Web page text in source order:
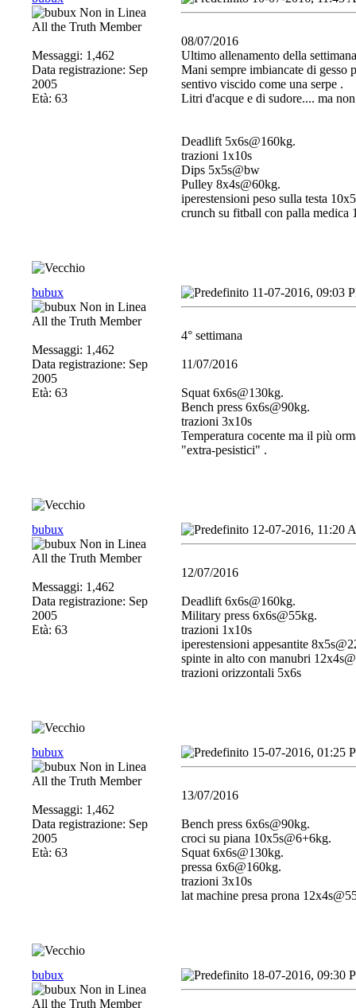
All the Truth Member
Messaggi: 1,462
Data registrazione: Sep
2005
Età: 63
08/07/2016
Ultimo allenamento della
Mani sempre imbiancate di gesso
sentivo viscido come una serpe .
Litri d'acque e di sudore.... ma
Deadlift 5x6s@160kg.
trazioni 1x10s
Dips 5x5s@bw
Pulley 8x4s@60kg.
iperestensioni peso sulla testa
crunch su fitball con palla medica
bubux
All the Truth Member
Messaggi: 1,462
Data registrazione: Sep
2005
Età: 63
11-07-2016, 09:03
4° settimana
11/07/2016
Squat 6x6s@130kg.
Bench press 6x6s@90kg.
trazioni 3x10s
Temperatura cocente ma il più
"extra-pesistici" .
bubux
All the Truth Member
Messaggi: 1,462
Data registrazione: Sep
2005
Età: 63
12-07-2016, 11:20
12/07/2016
Deadlift 6x6s@160kg.
Military press 6x6s@55kg.
trazioni 1x10s
iperestensioni appesantite
spinte in alto con manubri
trazioni orizzontali 5x6s
bubux
All the Truth Member
Messaggi: 1,462
Data registrazione: Sep
2005
Età: 63
15-07-2016, 01:25
13/07/2016
Bench press 6x6s@90kg.
croci su piana 10x5s@6+6kg.
Squat 6x6s@130kg.
pressa 6x6@160kg.
trazioni 3x10s
lat machine presa prona
bubux
All the Truth Member
18-07-2016, 09:30